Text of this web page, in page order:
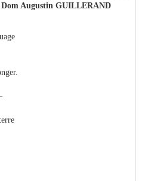
Dom Augustin GUILLERAND